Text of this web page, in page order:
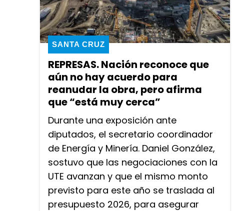
REPRESAS. Nación reconoce que
aún no hay acuerdo para
reanudar la obra, pero afirma
que “está muy cerca”
SANTA CRUZ
Durante una exposición ante
diputados, el secretario coordinador
de Energía y Minería. Daniel González,
sostuvo que las negociaciones con la
UTE avanzan y que el mismo monto
previsto para este año se traslada al
presupuesto 2026, para asegurar